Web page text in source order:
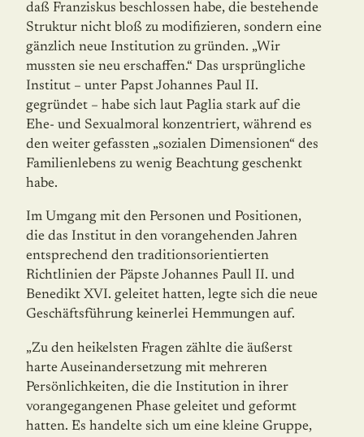
daß Franziskus beschlossen habe, die bestehende
Struktur nicht bloß zu modifizieren, sondern eine
gänzlich neue Institution zu gründen. „Wir
mussten sie neu erschaffen.“ Das ursprüngliche
Institut – unter Papst Johannes Paul II.
gegründet – habe sich laut Paglia stark auf die
Ehe- und Sexualmoral konzentriert, während es
den weiter gefassten „sozialen Dimensionen“ des
Familienlebens zu wenig Beachtung geschenkt
habe.
Im Umgang mit den Personen und Positionen,
die das Institut in den vorangehenden Jahren
entsprechend den traditionsorientierten
Richtlinien der Päpste Johannes Paull II. und
Benedikt XVI. geleitet hatten, legte sich die neue
Geschäftsführung keinerlei Hem­mun­gen auf.
„Zu den heikelsten Fragen zählte die äußerst
harte Auseinandersetzung mit mehreren
Persönlichkeiten, die die Institution in ihrer
vorangegangenen Phase geleitet und ge­formt
hatten. Es handelte sich um eine kleine Gruppe,